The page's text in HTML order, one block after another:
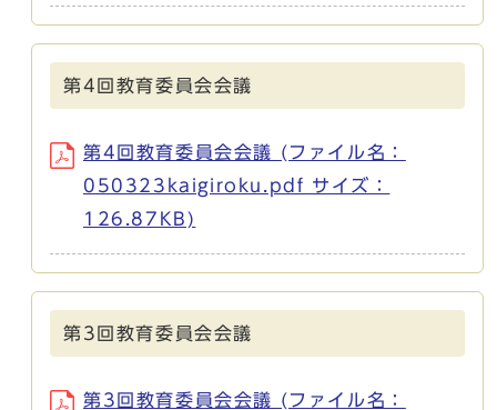
第4回教育委員会会議
第4回教育委員会会議 (ファイル名：
050323kaigiroku.pdf サイズ：
126.87KB)
第3回教育委員会会議
第3回教育委員会会議 (ファイル名：